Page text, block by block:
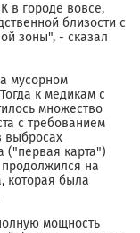
в городе вовсе,
близости с
зоны", - сказал
мусорном
к медикам с
множество
с требованием
выбросах
("первая карта")
продолжился на
которая была
мощность